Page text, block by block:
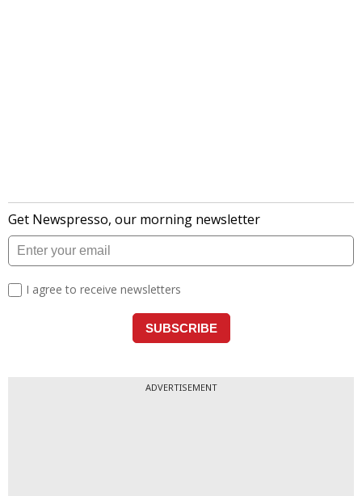
ADVERTISEMENT